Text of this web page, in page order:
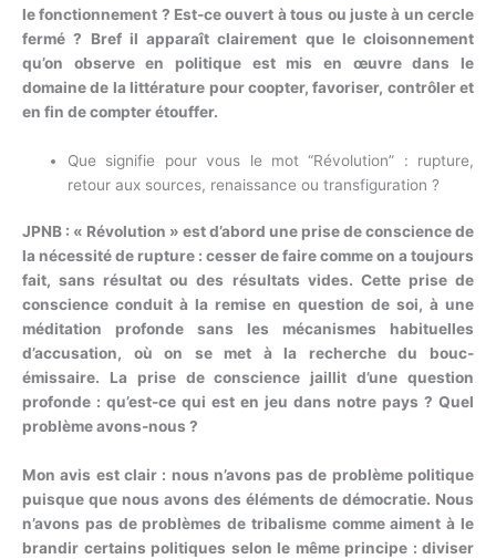
le fonctionnement ? Est-ce ouvert à tous ou juste à un cercle
fermé ? Bref il apparaît clairement que le cloisonnement
qu’on observe en politique est mis en œuvre dans le
domaine de la littérature pour coopter, favoriser, contrôler et
en fin de compter étouffer.
Que signifie pour vous le mot “Révolution” : rupture,
retour aux sources, renaissance ou transfiguration ?
JPNB : « Révolution » est d’abord une prise de conscience de
la nécessité de rupture : cesser de faire comme on a toujours
fait, sans résultat ou des résultats vides. Cette prise de
conscience conduit à la remise en question de soi, à une
méditation profonde sans les mécanismes habituelles
d’accusation, où on se met à la recherche du bouc-
émissaire. La prise de conscience jaillit d’une question
profonde : qu’est-ce qui est en jeu dans notre pays ? Quel
problème avons-nous ?
Mon avis est clair : nous n’avons pas de problème politique
puisque que nous avons des éléments de démocratie. Nous
n’avons pas de problèmes de tribalisme comme aiment à le
brandir certains politiques selon le même principe : diviser